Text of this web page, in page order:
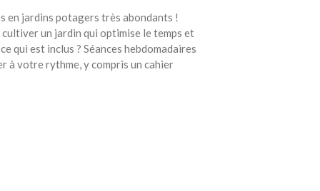
en jardins potagers très abondants !
un jardin qui optimise le temps et
qui est inclus ? Séances hebdomadaires
à votre rythme, y compris un cahier